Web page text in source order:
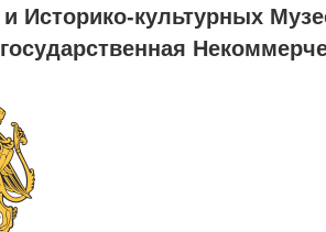
и Историко-культурных
государственная